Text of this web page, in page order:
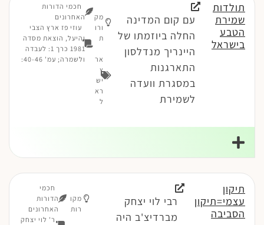
תולדות
שמירת
הטבע
בישראל
עם קום המדינה
החלה ביוזמתו של
היינריך מנדלסון
התארגנות
במסגרת וועדה
לשמירת
מק
ורו
ת
אר
ץ
יש
רא
ל
חכמי הדורות
האחרונים
עוזי פז ארץ הצבי
והיעל, הוצאת מסדה
1981 כרך 1: לעבדה
ולשמרה; עמ' 40-46:
תיקון
עצמי=תיקון
הסביבה
רבי לוי יצחק
מברדיצ'ב היה
מקו
רות
חכמי
הדורות
האחרונים
ר' לוי יצחק